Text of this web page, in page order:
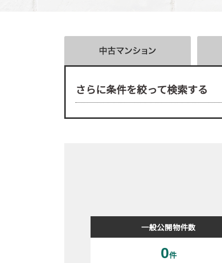
さらに条件を絞って検索する
一般公開物件数
0件